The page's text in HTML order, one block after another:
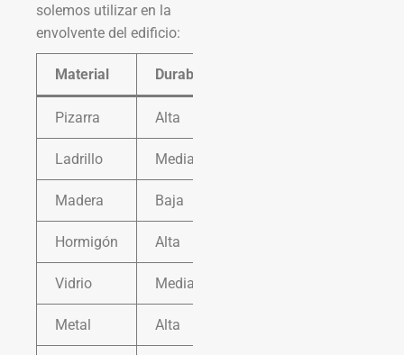
solemos utilizar en la
envolvente del edificio:
Material Durabilidad
Pizarra Alta
Ladrillo Media
Madera Baja
Hormigón Alta
Vidrio Media
Metal Alta